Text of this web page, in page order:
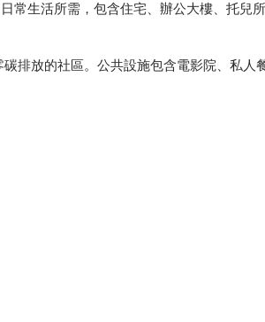
常生活所需，包含住宅、辦公大樓、托兒
排放的社區。公共設施包含電影院、私人